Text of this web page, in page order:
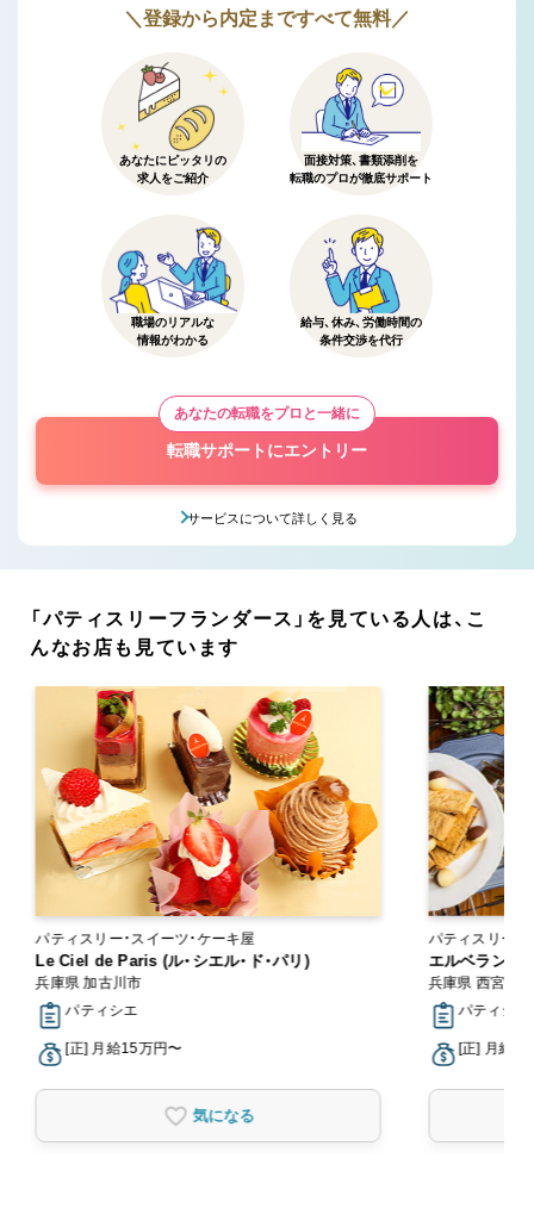
＼登録から内定まですべて無料／
あなたにピッタリの
求人をご紹介
面接対策、書類添削を
転職のプロが徹底サポート
職場のリアルな
情報がわかる
給与、休み、労働時間の
条件交渉を代行
あなたの転職をプロと一緒に
転職サポートにエントリー
サービスについて詳しく見る
「パティスリーフランダース」を見ている人は、こ
んなお店も見ています
パティスリー・スイーツ・ケーキ屋
Le Ciel de Paris (ル・シエル・ド・パリ)
兵庫県 加古川市
パティシエ
[正] 月給15万円〜
気になる
パティスリー・
エルベラン
兵庫県 西宮市
パティシエ
[正] 月給